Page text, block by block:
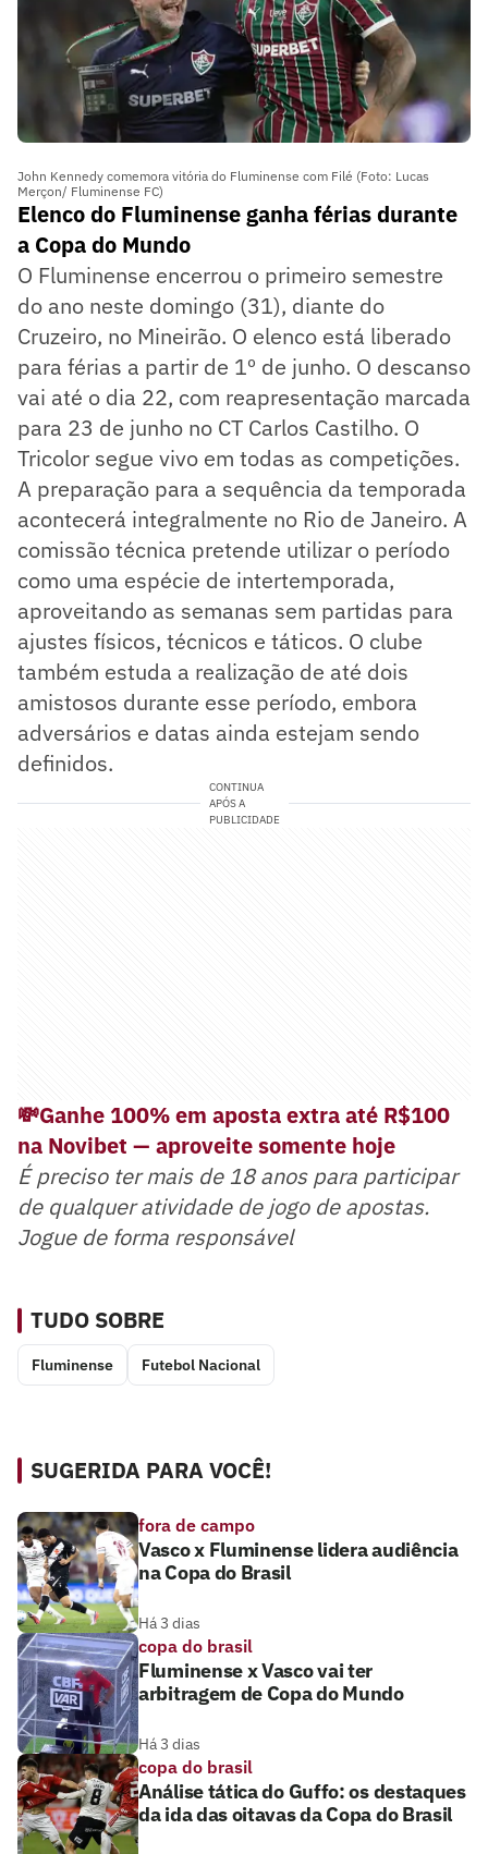
John Kennedy comemora vitória do Fluminense com Filé (Foto: Lucas
Merçon/ Fluminense FC)
Elenco do Fluminense ganha férias durante
a Copa do Mundo
O Fluminense encerrou o primeiro semestre
do ano neste domingo (31), diante do
Cruzeiro, no Mineirão. O elenco está liberado
para férias a partir de 1º de junho. O descanso
vai até o dia 22, com reapresentação marcada
para 23 de junho no CT Carlos Castilho. O
Tricolor segue vivo em todas as competições.
A preparação para a sequência da temporada
acontecerá integralmente no Rio de Janeiro. A
comissão técnica pretende utilizar o período
como uma espécie de intertemporada,
aproveitando as semanas sem partidas para
ajustes físicos, técnicos e táticos. O clube
também estuda a realização de até dois
amistosos durante esse período, embora
adversários e datas ainda estejam sendo
definidos.
CONTINUA
APÓS A
PUBLICIDADE
💸Ganhe 100% em aposta extra até R$100
na Novibet — aproveite somente hoje
É preciso ter mais de 18 anos para participar
de qualquer atividade de jogo de apostas.
Jogue de forma responsável
TUDO SOBRE
Fluminense Futebol Nacional
SUGERIDA PARA VOCÊ!
fora de campo
Vasco x Fluminense lidera audiência
na Copa do Brasil
Há 3 dias
copa do brasil
Fluminense x Vasco vai ter
arbitragem de Copa do Mundo
Há 3 dias
copa do brasil
Análise tática do Guffo: os destaques
da ida das oitavas da Copa do Brasil